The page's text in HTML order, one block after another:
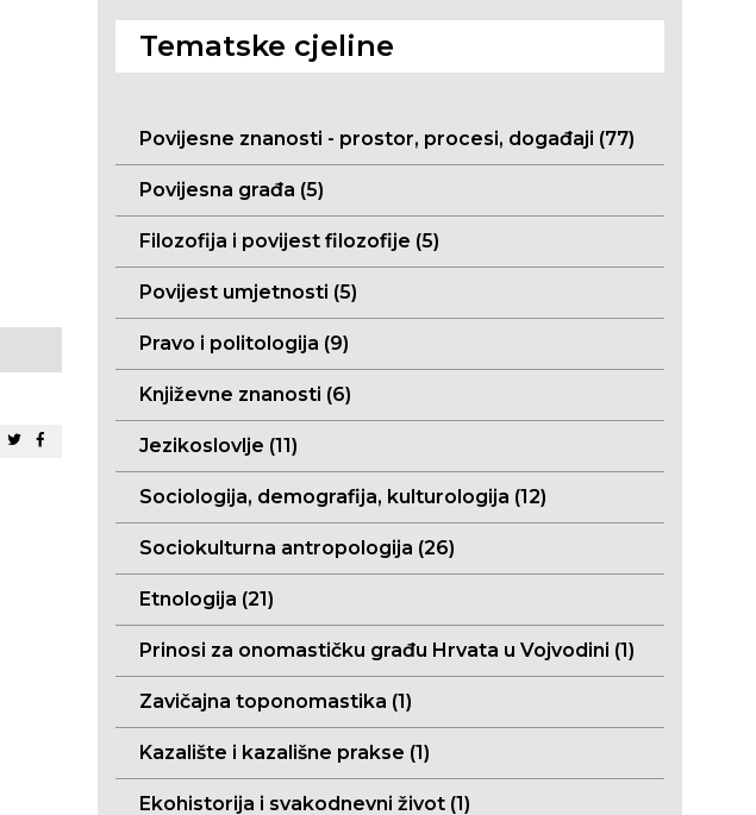
Tematske cjeline
Povijesne znanosti - prostor, procesi, događaji (77)
Povijesna građa (5)
Filozofija i povijest filozofije (5)
Povijest umjetnosti (5)
Pravo i politologija (9)
Književne znanosti (6)
Jezikoslovlje (11)
Sociologija, demografija, kulturologija (12)
Sociokulturna antropologija (26)
Etnologija (21)
Prinosi za onomastičku građu Hrvata u Vojvodini (1)
Zavičajna toponomastika (1)
Kazalište i kazališne prakse (1)
Ekohistorija i svakodnevni život (1)